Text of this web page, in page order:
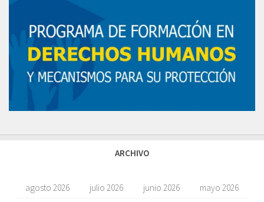
ARCHIVO
agosto 2026 julio 2026 junio 2026
mayo 2026